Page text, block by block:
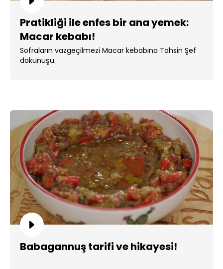
Pratikliği ile enfes bir ana yemek:
Macar kebabı!
Sofraların vazgeçilmezi Macar kebabına Tahsin Şef
dokunuşu.
Babagannuş tarifi ve hikayesi!